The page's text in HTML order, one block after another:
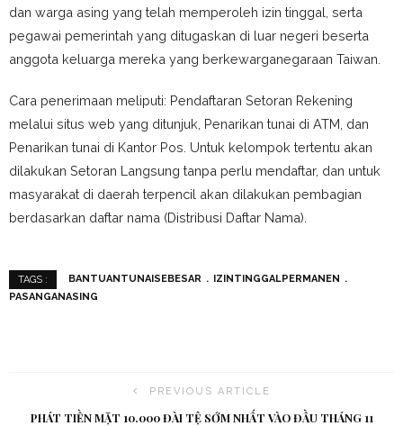
dan warga asing yang telah memperoleh izin tinggal, serta
pegawai pemerintah yang ditugaskan di luar negeri beserta
anggota keluarga mereka yang berkewarganegaraan Taiwan.
Cara penerimaan meliputi: Pendaftaran Setoran Rekening
melalui situs web yang ditunjuk, Penarikan tunai di ATM, dan
Penarikan tunai di Kantor Pos. Untuk kelompok tertentu akan
dilakukan Setoran Langsung tanpa perlu mendaftar, dan untuk
masyarakat di daerah terpencil akan dilakukan pembagian
berdasarkan daftar nama (Distribusi Daftar Nama).
TAGS : BANTUANTUNAISEBESAR
IZINTINGGALPERMANEN
PASANGANASING
PREVIOUS ARTICLE
PHÁT TIỀN MẶT 10.000 ĐÀI TỆ SỚM NHẤT VÀO ĐẦU THÁNG 11